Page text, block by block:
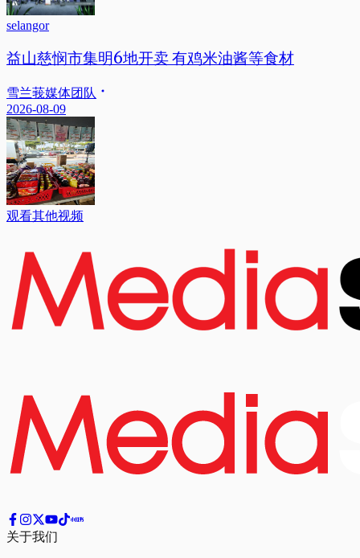
selangor
益山慈悯市集明6地开卖 有鸡米油酱等食材
雪兰莪媒体团队
2026-08-09
观看其他视频
关于我们